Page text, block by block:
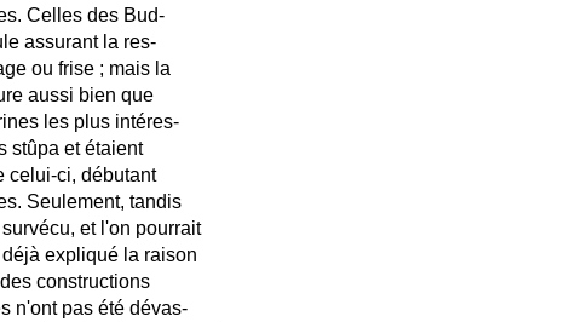
Celles des Bud-
assurant la res-
ou frise ; mais la
aussi bien que
les plus intéres-
stûpa et étaient
celui-ci, débutant
Seulement, tandis
et l'on pourrait
expliqué la raison
constructions
n'ont pas été dévas-